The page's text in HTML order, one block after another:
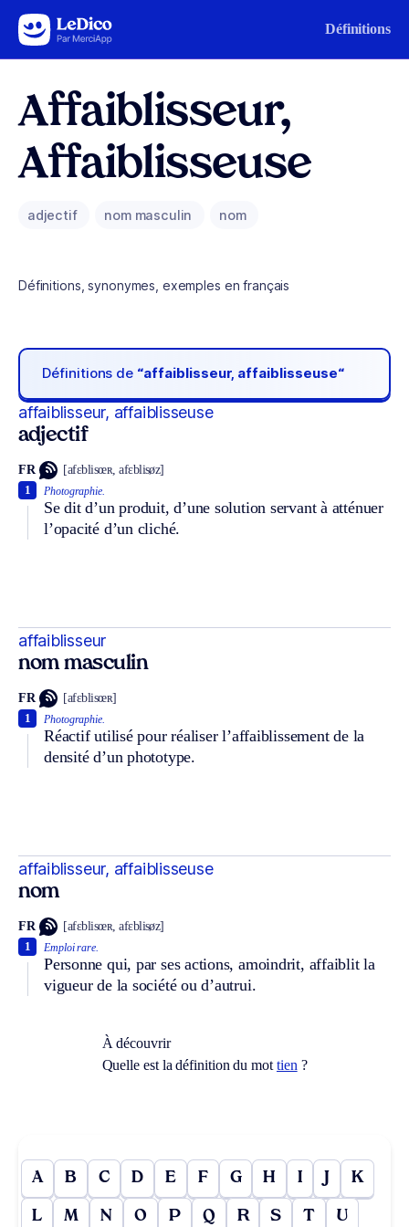
Aller au contenu Définitions
Affaiblisseur,
Affaiblisseuse
adjectif nom masculin nom
Définitions, synonymes, exemples en français
Définitions de “affaiblisseur, affaiblisseuse“
affaiblisseur, affaiblisseuse
adjectif
FR [afɛblisœʀ, afɛblisøz]
Photographie.
Se dit d’un produit, d’une solution servant à atténuer
l’opacité d’un cliché.
1
affaiblisseur
nom masculin
FR [afɛblisœʀ]
Photographie.
Réactif utilisé pour réaliser l’affaiblissement de la
densité d’un phototype.
1
affaiblisseur, affaiblisseuse
nom
FR [afɛblisœʀ, afɛblisøz]
Emploi rare.
Personne qui, par ses actions, amoindrit, affaiblit la
vigueur de la société ou d’autrui.
1
À découvrir
Quelle est la définition du mot tien ?
A B C D E F G H I J K
L M N O P Q R S T U